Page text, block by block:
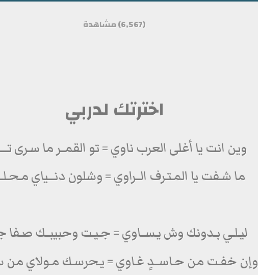
(6,567) مشاهدة
اخترتك لدربي
وين انت يا أغلى العرب ناوي = تو القمــر ما سـرى
ما شـفت يا المـتـرف الــراوي = وشلون دنـــياي
ليـلـي بـدونك وش يـســاوي = جـيـت وحبيبــك صـفا
وإن خفـت من حـاســدٍ غـاوي = يـحرسـك مـولاي من